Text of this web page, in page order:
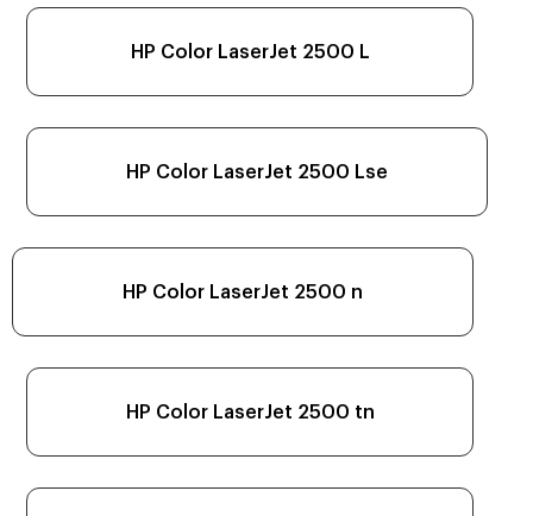
HP Color LaserJet 2500 L
HP Color LaserJet 2500 Lse
HP Color LaserJet 2500 n
HP Color LaserJet 2500 tn